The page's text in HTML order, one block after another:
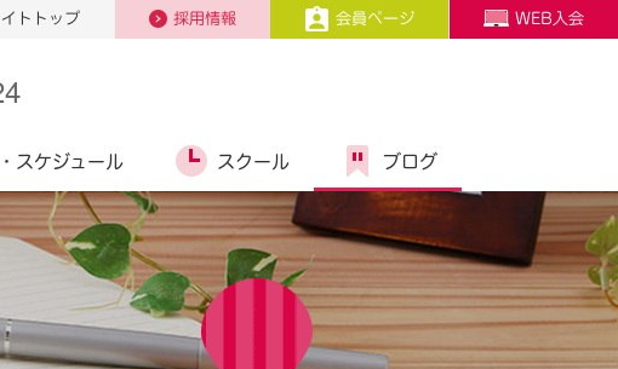
トトップ 採用情報 会員ページ WEB入会
スケジュール スクール ブログ